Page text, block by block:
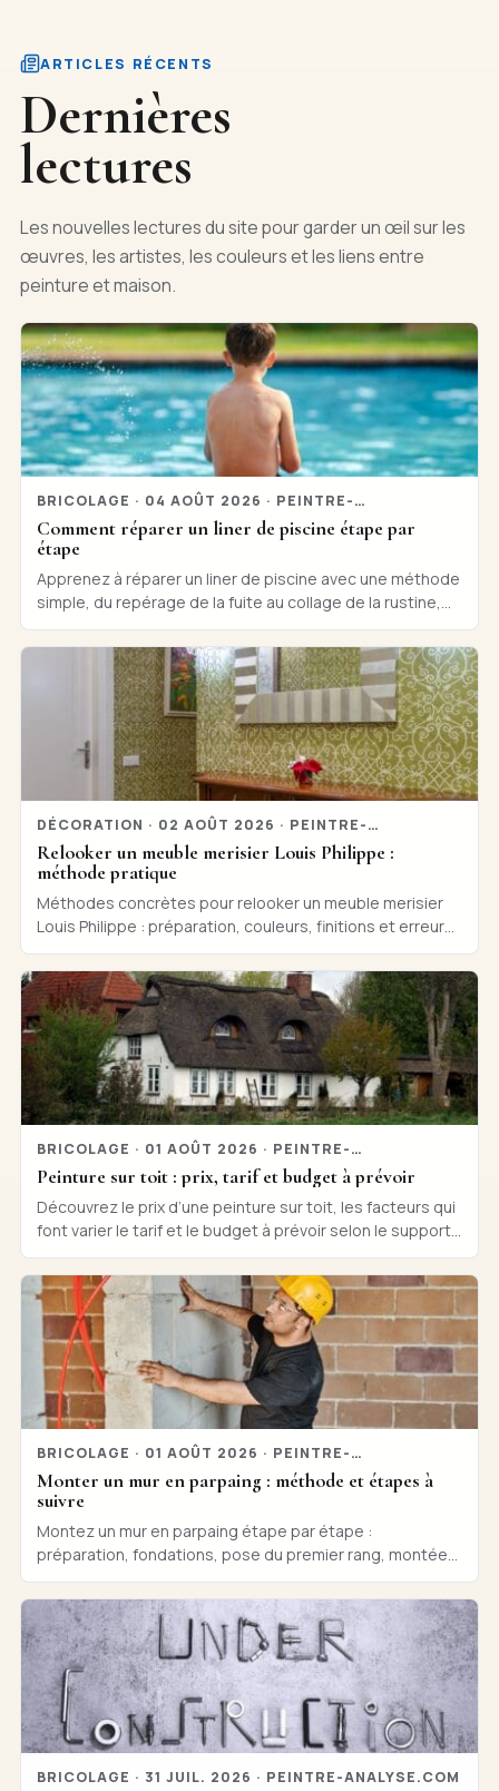
ARTICLES RÉCENTS
Dernières
lectures
Les nouvelles lectures du site pour garder un œil sur les
œuvres, les artistes, les couleurs et les liens entre
peinture et maison.
BRICOLAGE · 04 AOÛT 2026 · PEINTRE-
ANALYSE.COM
Comment réparer un liner de piscine étape par
étape
Apprenez à réparer un liner de piscine avec une méthode
simple, du repérage de la fuite au collage de la rustine,
sans démonter tout le bassin, simplement.
DÉCORATION · 02 AOÛT 2026 · PEINTRE-
ANALYSE.COM
Relooker un meuble merisier Louis Philippe :
méthode pratique
Méthodes concrètes pour relooker un meuble merisier
Louis Philippe : préparation, couleurs, finitions et erreurs
à éviter pour un rendu durable, simplement.
BRICOLAGE · 01 AOÛT 2026 · PEINTRE-
ANALYSE.COM
Peinture sur toit : prix, tarif et budget à prévoir
Découvrez le prix d’une peinture sur toit, les facteurs qui
font varier le tarif et le budget à prévoir selon le support
et le type de produit, simplement.
BRICOLAGE · 01 AOÛT 2026 · PEINTRE-
ANALYSE.COM
Monter un mur en parpaing : méthode et étapes à
suivre
Montez un mur en parpaing étape par étape :
préparation, fondations, pose du premier rang, montées
successives et contrôles essentiels, simplement.
BRICOLAGE · 31 JUIL. 2026 · PEINTRE-ANALYSE.COM